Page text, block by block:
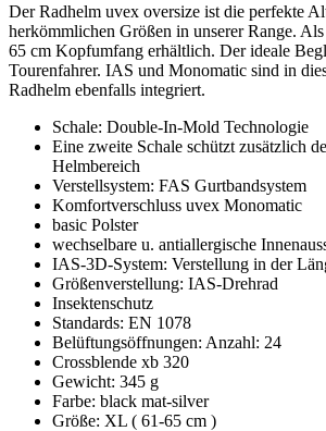
Der Radhelm uvex oversize ist die perfekte
herkömmlichen Größen in unserer Range.
65 cm Kopfumfang erhältlich. Der ideale
Tourenfahrer. IAS und Monomatic sind in
Radhelm ebenfalls integriert.
Schale: Double-In-Mold Technologie
Eine zweite Schale schützt zusätzlich
Helmbereich
Verstellsystem: FAS Gurtbandsystem
Komfortverschluss uvex Monomatic
basic Polster
wechselbare u. antiallergische
IAS-3D-System: Verstellung in der
Größenverstellung: IAS-Drehrad
Insektenschutz
Standards: EN 1078
Belüftungsöffnungen: Anzahl: 24
Crossblende xb 320
Gewicht: 345 g
Farbe: black mat-silver
Größe: XL ( 61-65 cm )